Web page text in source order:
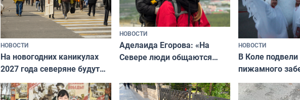
НОВОСТИ
На новогодних каникулах
2027 года северяне будут
отдыхать 11 дней
НОВОСТИ
Аделаида Егорова: «На
Севере люди общаются
а потому что
ты им интересен»
НОВОСТИ
В Коле подвели
пижамного
Олимпийскую